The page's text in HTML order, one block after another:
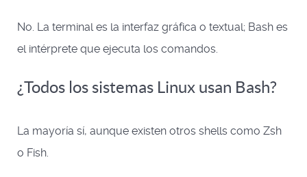
No. La terminal es la interfaz gráfica o textual; Bash es
el intérprete que ejecuta los comandos.
¿Todos los sistemas Linux usan Bash?
La mayoría sí, aunque existen otros shells como Zsh
o Fish.